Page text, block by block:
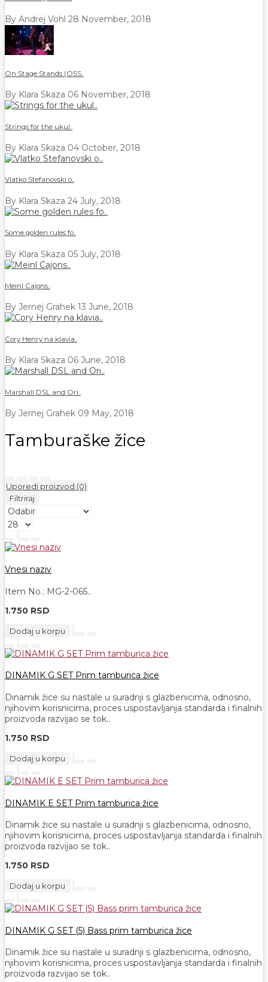
By Andrej Vohl 28 November, 2018
On Stage Stands (OSS..
By Klara Skaza 06 November, 2018
Strings for the ukul..
By Klara Skaza 04 October, 2018
Vlatko Stefanovski o..
By Klara Skaza 24 July, 2018
Some golden rules fo..
By Klara Skaza 05 July, 2018
Meinl Cajons..
By Jernej Grahek 13 June, 2018
Cory Henry na klavia..
By Klara Skaza 06 June, 2018
Marshall DSL and Ori..
By Jernej Grahek 09 May, 2018
Tamburaške žice
Uporedi proizvod (0)
Filtriraj
Vnesi naziv
Item No.: MG-2-065..
1.750 RSD
Dodaj u korpu
DINAMIK G SET Prim tamburica žice
Dinamik žice su nastale u suradnji s glazbenicima, odnosno,
njihovim korisnicima, proces uspostavljanja standarda i finalnih
proizvoda razvijao se tok..
1.750 RSD
Dodaj u korpu
DINAMIK E SET Prim tamburica žice
Dinamik žice su nastale u suradnji s glazbenicima, odnosno,
njihovim korisnicima, proces uspostavljanja standarda i finalnih
proizvoda razvijao se tok..
1.750 RSD
Dodaj u korpu
DINAMIK G SET (5) Bass prim tamburica žice
Dinamik žice su nastale u suradnji s glazbenicima, odnosno,
njihovim korisnicima, proces uspostavljanja standarda i finalnih
proizvoda razvijao se tok..